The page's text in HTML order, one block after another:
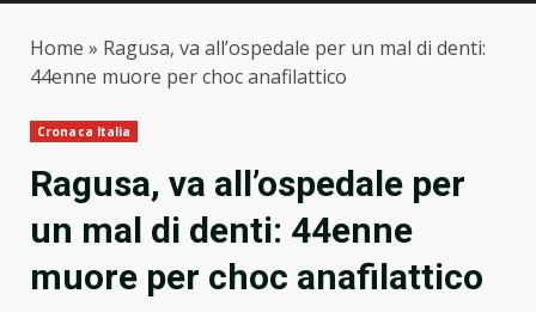
Home » Ragusa, va all’ospedale per un mal di denti:
44enne muore per choc anafilattico
Cronaca Italia
Ragusa, va all’ospedale per
un mal di denti: 44enne
muore per choc anafilattico